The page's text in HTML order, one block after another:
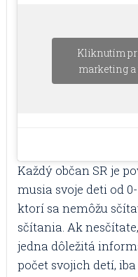
Kliknutím
marketing
Každý občan SR je
musia svoje deti od
ktorí sa nemôžu
sčítania. Ak
jedna dôležitá
počet svojich detí,